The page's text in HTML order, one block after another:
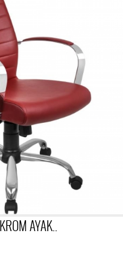
AYAK..